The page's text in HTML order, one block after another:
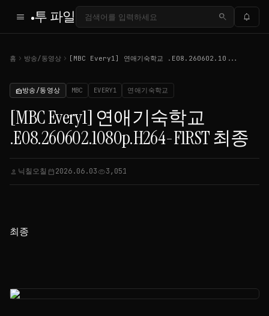
menu 투 파일 search notifications
홈 chevron_right 방송/동영상 chevron_right [MBC Every1] 연애기숙학교 .E08.260602.10...
radio방송/동영상 MBC EVERY1 연애기숙학교
[MBC Every1] 연애기숙학교
.E08.260602.1080p.H264-F1RST 최종
person 닉칠오칠 calendar_today2026.06.03visibility3,051
최종